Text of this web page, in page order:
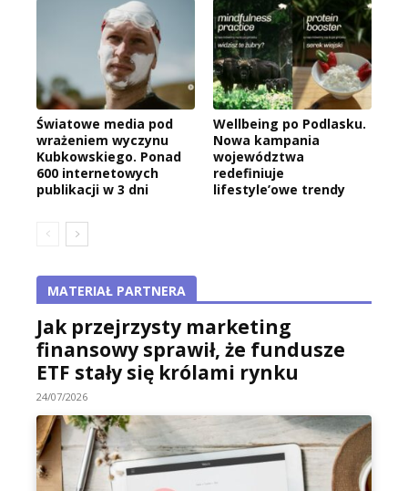
Światowe media pod
wrażeniem wyczynu
Kubkowskiego. Ponad
600 internetowych
publikacji w 3 dni
Wellbeing po Podlasku.
Nowa kampania
województwa
redefiniuje
lifestyle’owe trendy
MATERIAŁ PARTNERA
Jak przejrzysty marketing
finansowy sprawił, że fundusze
ETF stały się królami rynku
24/07/2026